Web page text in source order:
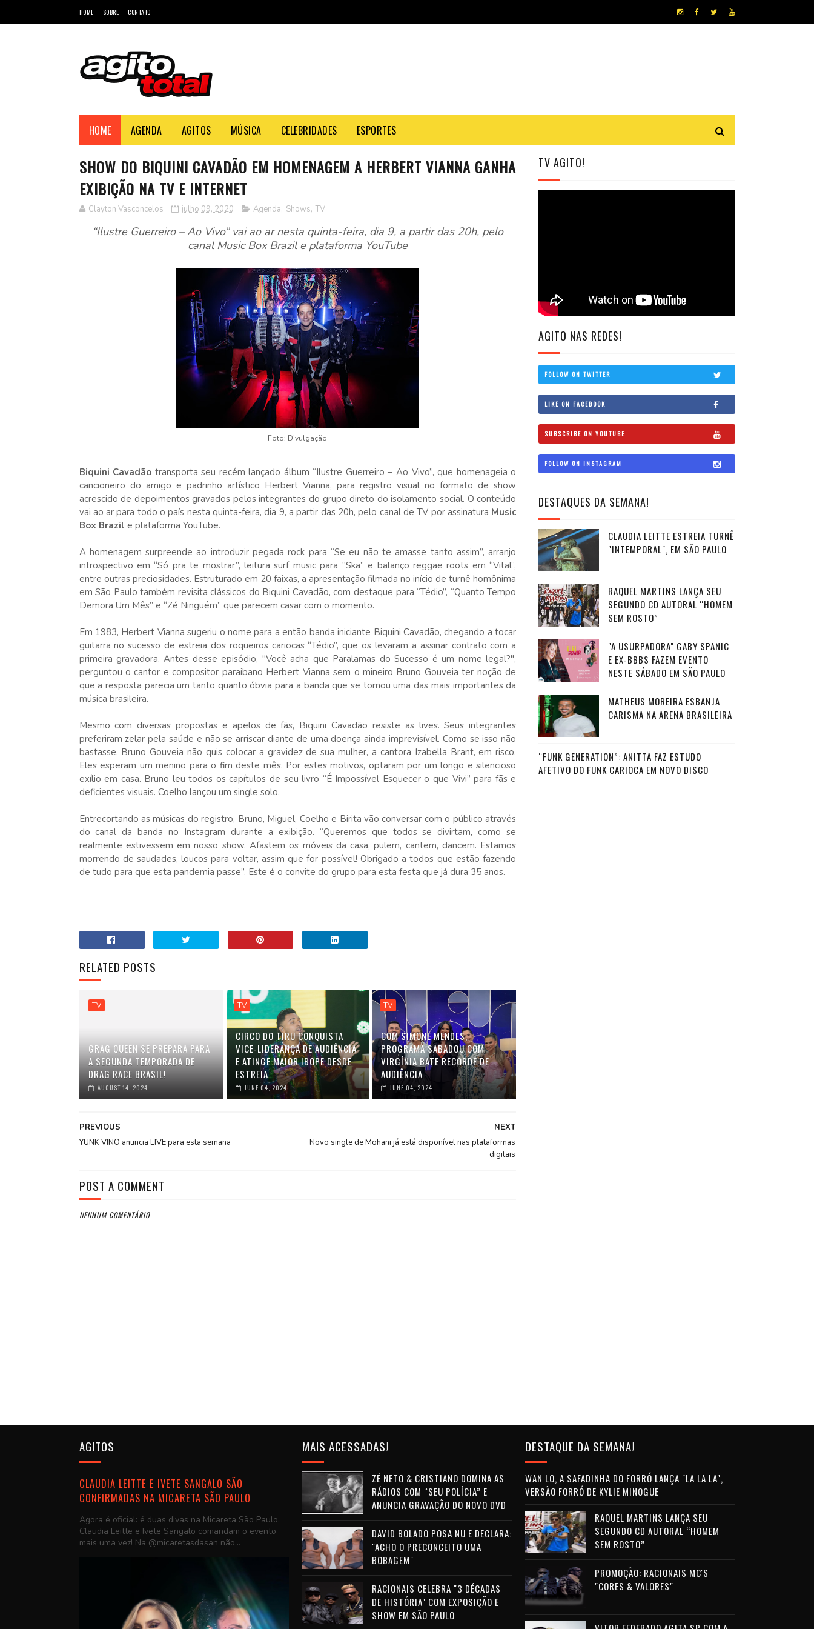
HOME SOBRE CONTATO
HOME AGENDA AGITOS MÚSICA CELEBRIDADES ESPORTES
SHOW DO BIQUINI CAVADÃO EM HOMENAGEM A HERBERT VIANNA GANHA
EXIBIÇÃO NA TV E INTERNET
Clayton Vasconcelos julho 09, 2020 Agenda, Shows, TV
“Ilustre Guerreiro – Ao Vivo” vai ao ar nesta quinta-feira, dia 9, a partir das 20h, pelo
canal Music Box Brazil e plataforma YouTube
Foto: Divulgação
Biquini Cavadão transporta seu recém lançado álbum “Ilustre Guerreiro – Ao Vivo”, que homenageia o
cancioneiro do amigo e padrinho artístico Herbert Vianna, para registro visual no formato de show
acrescido de depoimentos gravados pelos integrantes do grupo direto do isolamento social. O conteúdo
vai ao ar para todo o país nesta quinta-feira, dia 9, a partir das 20h, pelo canal de TV por assinatura Music
Box Brazil e plataforma YouTube.
A homenagem surpreende ao introduzir pegada rock para “Se eu não te amasse tanto assim”, arranjo
introspectivo em “Só pra te mostrar”, leitura surf music para “Ska” e balanço reggae roots em “Vital”,
entre outras preciosidades. Estruturado em 20 faixas, a apresentação filmada no início de turnê homônima
em São Paulo também revisita clássicos do Biquini Cavadão, com destaque para “Tédio”, “Quanto Tempo
Demora Um Mês” e “Zé Ninguém” que parecem casar com o momento.
Em 1983, Herbert Vianna sugeriu o nome para a então banda iniciante Biquini Cavadão, chegando a tocar
guitarra no sucesso de estreia dos roqueiros cariocas “Tédio”, que os levaram a assinar contrato com a
primeira gravadora. Antes desse episódio, "Você acha que Paralamas do Sucesso é um nome legal?",
perguntou o cantor e compositor paraibano Herbert Vianna sem o mineiro Bruno Gouveia ter noção de
que a resposta parecia um tanto quanto óbvia para a banda que se tornou uma das mais importantes da
música brasileira.
Mesmo com diversas propostas e apelos de fãs, Biquini Cavadão resiste as lives. Seus integrantes
preferiram zelar pela saúde e não se arriscar diante de uma doença ainda imprevisível. Como se isso não
bastasse, Bruno Gouveia não quis colocar a gravidez de sua mulher, a cantora Izabella Brant, em risco.
Eles esperam um menino para o fim deste mês. Por estes motivos, optaram por um longo e silencioso
exílio em casa. Bruno leu todos os capítulos de seu livro “É Impossível Esquecer o que Vivi” para fãs e
deficientes visuais. Coelho lançou um single solo.
Entrecortando as músicas do registro, Bruno, Miguel, Coelho e Birita vão conversar com o público através
do canal da banda no Instagram durante a exibição. “Queremos que todos se divirtam, como se
realmente estivessem em nosso show. Afastem os móveis da casa, pulem, cantem, dancem. Estamos
morrendo de saudades, loucos para voltar, assim que for possível! Obrigado a todos que estão fazendo
de tudo para que esta pandemia passe”. Este é o convite do grupo para esta festa que já dura 35 anos.
RELATED POSTS
TV
GRAG QUEEN SE PREPARA PARA
A SEGUNDA TEMPORADA DE
DRAG RACE BRASIL!
AUGUST 14, 2024
TV
CIRCO DO TIRU CONQUISTA
VICE-LIDERANÇA DE AUDIÊNCIA
E ATINGE MAIOR IBOPE DESDE
ESTREIA
JUNE 04, 2024
TV
COM SIMONE MENDES,
PROGRAMA SABADOU COM
VIRGÍNIA BATE RECORDE DE
AUDIÊNCIA
JUNE 04, 2024
NEXT
Novo single de Mohani já está disponível nas plataformas
digitais
PREVIOUS
YUNK VINO anuncia LIVE para esta semana
POST A COMMENT
NENHUM COMENTÁRIO
TV AGITO!
AGITO NAS REDES!
FOLLOW ON TWITTER
LIKE ON FACEBOOK
SUBSCRIBE ON YOUTUBE
FOLLOW ON INSTAGRAM
DESTAQUES DA SEMANA!
CLAUDIA LEITTE ESTREIA TURNÊ
"INTEMPORAL", EM SÃO PAULO
RAQUEL MARTINS LANÇA SEU
SEGUNDO CD AUTORAL “HOMEM
SEM ROSTO”
"A USURPADORA" GABY SPANIC
E EX-BBBS FAZEM EVENTO
NESTE SÁBADO EM SÃO PAULO
MATHEUS MOREIRA ESBANJA
CARISMA NA ARENA BRASILEIRA
“FUNK GENERATION”: ANITTA FAZ ESTUDO
AFETIVO DO FUNK CARIOCA EM NOVO DISCO
AGITOS
CLAUDIA LEITTE E IVETE SANGALO SÃO
CONFIRMADAS NA MICARETA SÃO PAULO
Agora é oficial: é duas divas na Micareta São Paulo.
Claudia Leitte e Ivete Sangalo comandam o evento
mais uma vez! Na @micaretasdasan não...
MAIS ACESSADAS!
ZÉ NETO & CRISTIANO DOMINA AS
RÁDIOS COM “SEU POLÍCIA” E
ANUNCIA GRAVAÇÃO DO NOVO DVD
DAVID BOLADO POSA NU E DECLARA:
"ACHO O PRECONCEITO UMA
BOBAGEM"
RACIONAIS CELEBRA "3 DÉCADAS
DE HISTÓRIA" COM EXPOSIÇÃO E
SHOW EM SÃO PAULO
DESTAQUE DA SEMANA!
WAN LO, A SAFADINHA DO FORRÓ LANÇA "LA LA LA",
VERSÃO FORRÓ DE KYLIE MINOGUE
RAQUEL MARTINS LANÇA SEU
SEGUNDO CD AUTORAL “HOMEM
SEM ROSTO”
PROMOÇÃO: RACIONAIS MC'S
"CORES & VALORES"